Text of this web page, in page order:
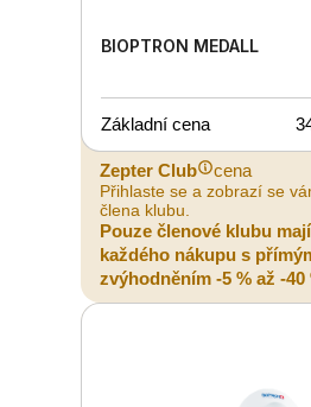
BIOPTRON MEDALL
Základní cena
Zepter Club cena
Přihlaste se a zobrazí se
člena klubu.
Pouze členové klubu
každého nákupu s
zvýhodněním -5 % až -40